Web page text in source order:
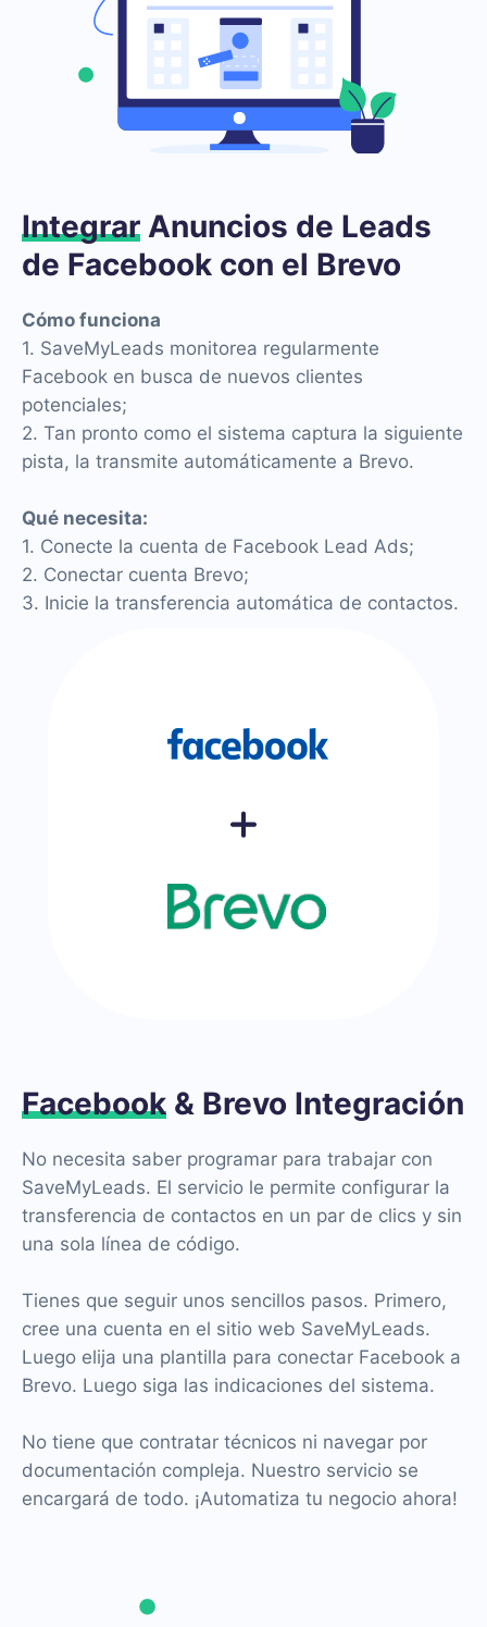
Integrar Anuncios de Leads
de Facebook con el Brevo
Cómo funciona
1. SaveMyLeads monitorea regularmente
Facebook en busca de nuevos clientes
potenciales;
2. Tan pronto como el sistema captura la siguiente
pista, la transmite automáticamente a Brevo.
Qué necesita:
1. Conecte la cuenta de Facebook Lead Ads;
2. Conectar cuenta Brevo;
3. Inicie la transferencia automática de contactos.
Facebook & Brevo Integración
No necesita saber programar para trabajar con
SaveMyLeads. El servicio le permite configurar la
transferencia de contactos en un par de clics y sin
una sola línea de código.
Tienes que seguir unos sencillos pasos. Primero,
cree una cuenta en el sitio web SaveMyLeads.
Luego elija una plantilla para conectar Facebook a
Brevo. Luego siga las indicaciones del sistema.
No tiene que contratar técnicos ni navegar por
documentación compleja. Nuestro servicio se
encargará de todo. ¡Automatiza tu negocio ahora!